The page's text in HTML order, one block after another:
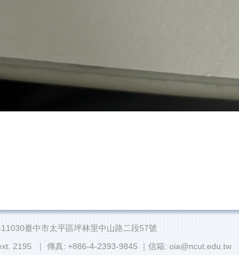
臺中市太平區坪林里中山路二段57號
2195 ｜ 傳真: +886-4-2393-9845 ｜信箱: oia@ncut.edu.tw